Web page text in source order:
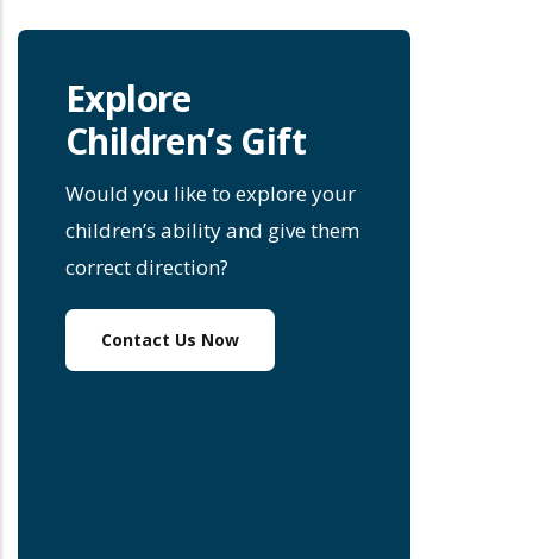
Explore
Children’s Gift
Would you like to explore your
children’s ability and give them
correct direction?
Contact Us Now